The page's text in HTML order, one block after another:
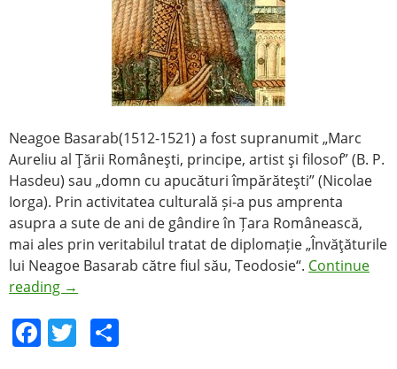
Neagoe Basarab(1512-1521) a fost supranumit „Marc
Aureliu al Ţării Româneşti, principe, artist şi filosof” (B. P.
Hasdeu) sau „domn cu apucături împărăteşti” (Nicolae
Iorga). Prin activitatea culturală și-a pus amprenta
asupra a sute de ani de gândire în Țara Românească,
mai ales prin veritabilul tratat de diplomație „Învăţăturile
lui Neagoe Basarab către fiul său, Teodosie“. Continue
reading →
F T